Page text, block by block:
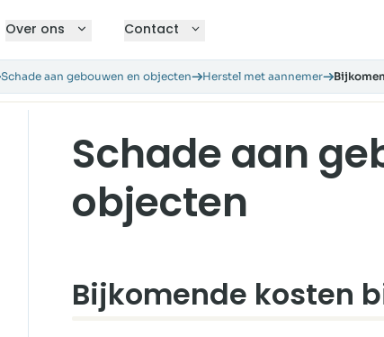
Over ons Contact
Schade aan gebouwen en objecten Herstel met aannemer
Schade aan
objecten
Bijkomende kosten